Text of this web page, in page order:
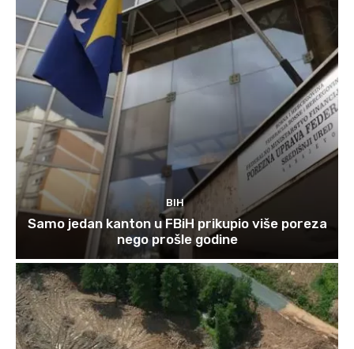
BIH
Samo jedan kanton u FBiH prikupio više poreza
nego prošle godine